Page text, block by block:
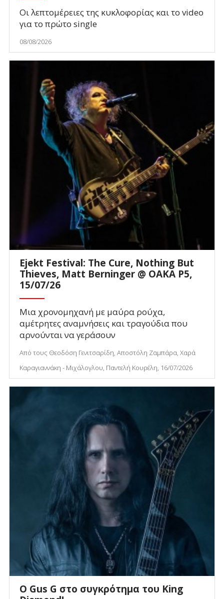
Οι λεπτομέρειες της κυκλοφορίας και το video
για το πρώτο single
08/08/2026
Ejekt Festival: The Cure, Nothing But
Thieves, Matt Berninger @ ΟΑΚΑ P5,
15/07/26
Μια χρονομηχανή με μαύρα ρούχα,
αμέτρητες αναμνήσεις και τραγούδια που
αρνούνται να γεράσουν
Από τους Θεοδόση Γενιτσαρίδη, Αποστόλη Ζαμπάρα, Χαρά
Καραγιαννάκη - Μιχάλογλου, Παντελή Κουρέλη, 16/07/2026
O Gus G στο συγκρότημα του King